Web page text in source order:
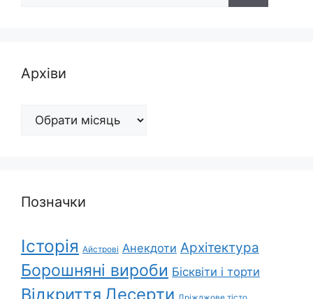
Архіви
Архіви
Позначки
Історія Айстрові Анекдоти Архітектура
Борошняні вироби Бісквіти і торти
Відкриття Десерти